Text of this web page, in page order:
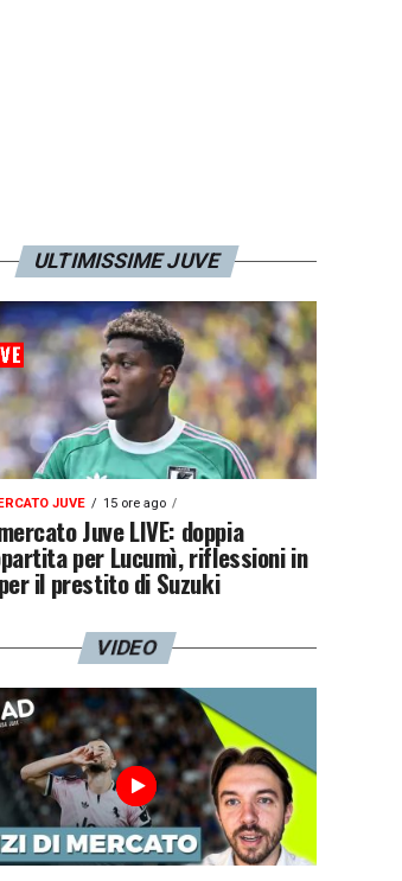
ULTIMISSIME JUVE
JUVE 15 ore ago
Juve LIVE: doppia
per Lucumì, riflessioni in
il prestito di Suzuki
VIDEO